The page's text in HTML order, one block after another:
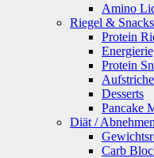
Amino
Riegel & Snacks
Protein
Protein
Aufstriche
Desserts
Pancake
Diät / Abnehmen
Carb